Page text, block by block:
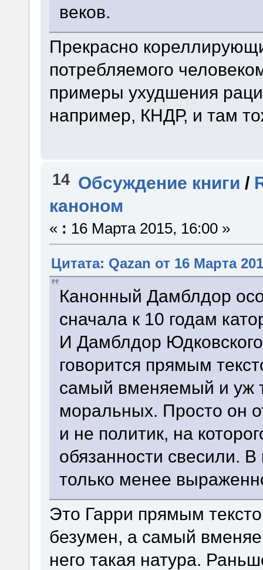
веков.
Прекрасно
потребляемого
примеры ухудшения
например, КНДР, и там
14 Обсуждение книги /
каноном
« : 16 Марта 2015, 16:00 »
Цитата: Qazan от 16 Марта
Канонный Дамблдор
сначала к 10 годам
И Дамблдор
говорится прямым
самый вменяемый и уж
моральных. Просто он
и не политик, на
обязанности свесили.
только менее
Это Гарри прямым
безумен, а самый
него такая натура.